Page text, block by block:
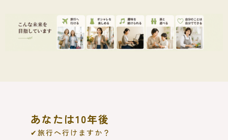
あなたは10年後
✔旅行へ行けますか？